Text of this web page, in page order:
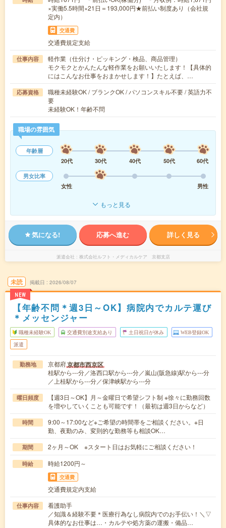
×実働5.5時間×21日＝193,000円★前払い制度あり（会社規
定内）
交通費
交通費規定支給
仕事内容
軽作業（仕分け・ピッキング・検品、商品管理）
モクモクとかんたんな軽作業をお願いいたします！【具体的
にはこんなお仕事をおまかせします！】たとえば、…
応募資格
職種未経験OK / ブランクOK / パソコンスキル不要 / 英語力不
要
未経験OK！年齢不問
職場の雰囲気
年齢層
20代
30代 40代 50代
60代
男女比率
女性
男性
もっと見る
気になる! 応募へ進む 詳しく見る
派遣会社 株式会社ルフト・メディカルケア 京都支店
未読
NEW
掲載日 2026/08/07
【年齢不問＊週3日～OK】病院内でカルテ運び
＊メッセンジャー
職種未経験OK 交通費別途支給あり 土日祝日が休み WEB登録OK
派遣
勤務地 京都府京都市西京区
桂駅から---分／洛西口駅から---分／嵐山(阪急線)駅から---分
／上桂駅から---分／保津峡駅から---分
曜日頻度
【週3日～OK】月～金曜日で希望シフト制 ※徐々に勤務回数
を増やしていくことも可能です！（最初は週3日からなど）
時間
9:00～17:00など※ご希望の時間帯をご相談ください。※日
勤、夜勤のみ、変則的な勤務等も相談OK…
期間 2ヶ月～OK ※スタート日はお気軽にご相談ください！
時給 時給1200円～
交通費
交通費規定内支給
仕事内容
看護助手
／知識＆経験不要＊医療行為なし病院内でのお手伝い！＼▽
具体的なお仕事は…・カルテや処方薬の運搬・備品…